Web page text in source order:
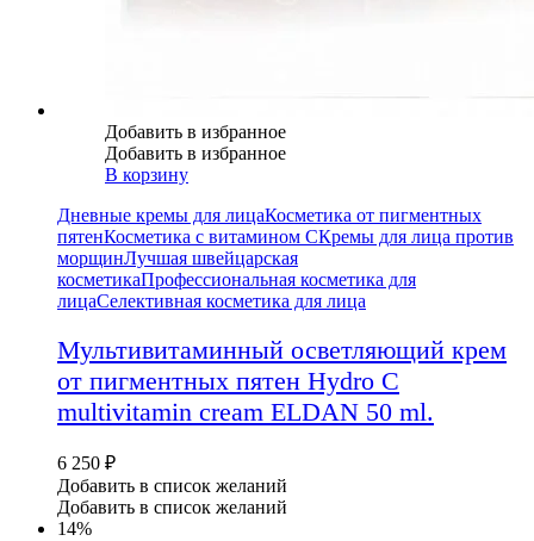
Добавить в избранное
Добавить в избранное
В корзину
Дневные кремы для лицаКосметика от пигментных
пятенКосметика с витамином СКремы для лица против
морщинЛучшая швейцарская
косметикаПрофессиональная косметика для
лицаСелективная косметика для лица
Мультивитаминный осветляющий крем
от пигментных пятен Hydro C
multivitamin cream ELDAN 50 ml.
6 250 ₽
Добавить в список желаний
Добавить в список желаний
14%